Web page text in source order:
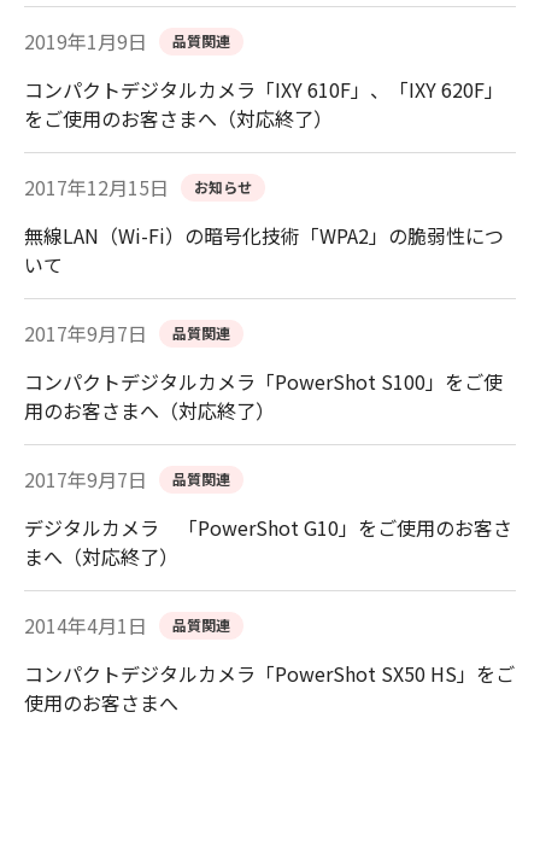
2019年1月9日 品質関連
コンパクトデジタルカメラ「IXY 610F」、「IXY 620F」
をご使用のお客さまへ（対応終了）
2017年12月15日 お知らせ
無線LAN（Wi-Fi）の暗号化技術「WPA2」の脆弱性につ
いて
2017年9月7日 品質関連
コンパクトデジタルカメラ「PowerShot S100」をご使
用のお客さまへ（対応終了）
2017年9月7日 品質関連
デジタルカメラ 「PowerShot G10」をご使用のお客さ
まへ（対応終了）
2014年4月1日 品質関連
コンパクトデジタルカメラ「PowerShot SX50 HS」をご
使用のお客さまへ